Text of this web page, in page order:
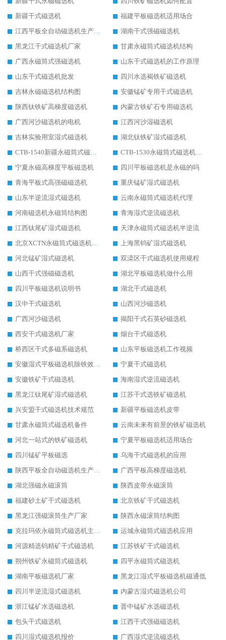
新疆干式磁选机
福建平板磁选机适用场合
江西平板全自动磁选机生产厂家
湖南干式强磁磁选机
黑龙江干式磁选机厂家
甘肃永磁筒式磁选机结构
广西永磁筒式强磁选机
山东干式磁选机的工作原理
山东干式磁选机批发
四川水选褐铁矿磁选机
吉林永磁磁选机结构图
安徽锰矿专用干式磁选机
陕西钛铁矿高梯度磁选机
内蒙古铁矿石专用磁选机
广西河沙磁选机的电机
江西河沙湿磁选机
吉林实验用室湿式磁选机
湖北钛铁矿湿式磁选机
CTB-1540新疆永磁筒式磁选机
CTB-1530永磁筒式磁选机代理商
宁夏永磁高梯度平板磁选机
四川平板磁选机是永磁的吗
青海平板式高强磁磁选机
重庆锰矿湿式磁选机
山东半逆流湿式磁选机
云南永磁筒式磁选机代理
河南磁选机永磁筒结构图
青海湿式逆流磁选机
江西钛尾矿湿式磁选机
天津永磁筒式磁选机半逆流
北京XCTN永磁筒式磁选机磁块位置
上海黑钨矿湿式磁选机
河北锰矿湿式磁选机
双滦区干式磁选机使用规程
山西干式强磁磁选机
湖北平板磁选机做什么用
四川平板磁选机说明书
湖北干式磁选机
汉中干式磁选机
山西河沙磁选机
广西河沙磁选机
揭阳干式石英砂磁选机
西安干式磁选机厂家
烟台干式磁选机
桥西区干式多磁系磁选机
山东平板磁选机工作视频
安徽湿式平板磁选机除铁效果怎么样
宁夏干式磁选机
安徽铁矿干式磁选机
海南湿式逆流磁选机
黑龙江钛尾矿湿式磁选机
江苏干式选铁矿磁选机
兴安盟干式磁选机技术规范
新疆平板磁选机皮带
甘肃永磁筒式磁选机备件
云南未来有前景的铁矿磁选机
河北一站式的铁矿磁选机
宁夏平板磁选机适用场合
四川锰矿平板磁选
乌海干式磁选机的应用
陕西平板全自动磁选机生产厂家
广西平板高梯度磁选机
湖北强磁永磁滚筒
陕西皮带永磁滚筒
福建砂土矿干式磁选机
北京铁矿干式磁选机
黑龙江强磁滚筒生产厂家
陕西永磁滚筒结构图
克拉玛依永磁筒式磁选机主要技术参数
运城永磁筒式磁选机应用
河源精选钨精矿干式磁选机
江苏铁矿干式磁选机
朔州铁矿永磁筒式磁选机
四平永磁筒式磁选机
湖南平板磁选机厂家
黑龙江湿式平板磁选机磁通低
四川半逆流湿式磁选机
内蒙古湿式磁选机公司
浙江锰矿水选磁选机
晋中锰矿水选磁选机
包头干式磁选机
江西干式强磁磁选机
四川湿式磁选机报价
广西湿式逆流磁选机